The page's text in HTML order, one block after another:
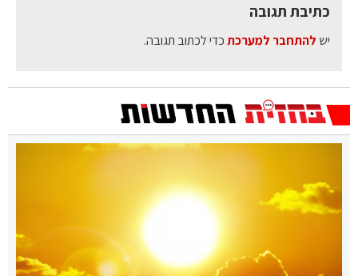
כתיבת תגובה
יש להתחבר למערכתכדי לכתוב תגובה.